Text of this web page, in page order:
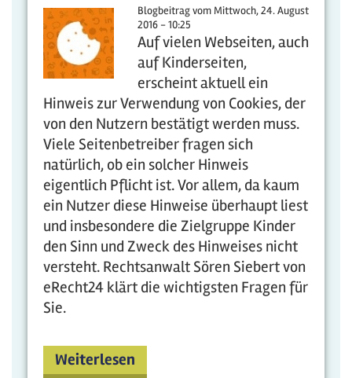
Blogbeitrag vom Mittwoch, 24. August
2016 - 10:25
Auf vielen Webseiten, auch
auf Kinderseiten,
erscheint aktuell ein
Hinweis zur Verwendung von Cookies, der
von den Nutzern bestätigt werden muss.
Viele Seitenbetreiber fragen sich
natürlich, ob ein solcher Hinweis
eigentlich Pflicht ist. Vor allem, da kaum
ein Nutzer diese Hinweise überhaupt liest
und insbesondere die Zielgruppe Kinder
den Sinn und Zweck des Hinweises nicht
versteht. Rechtsanwalt Sören Siebert von
eRecht24 klärt die wichtigsten Fragen für
Sie.
Weiterlesen